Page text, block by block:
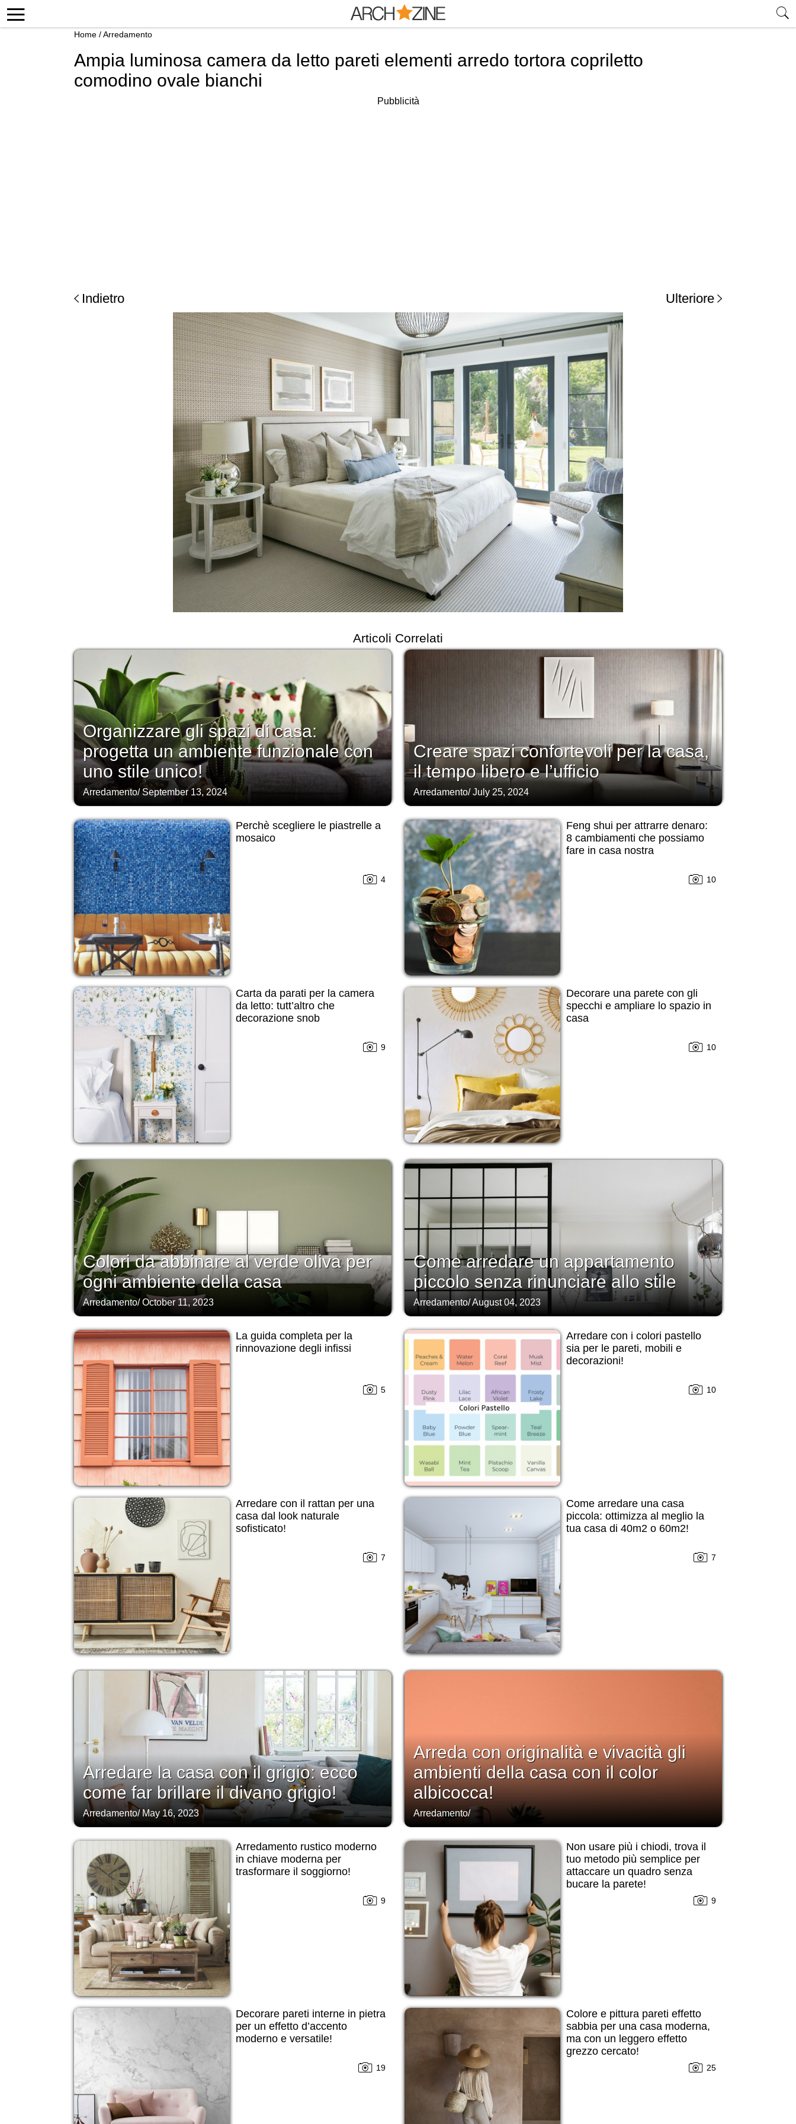
Home /Arredamento
Ampia luminosa camera da letto pareti elementi arredo tortora copriletto
comodino ovale bianchi
Pubblicità
Indietro Ulteriore
Articoli Correlati
Organizzare gli spazi di casa:
progetta un ambiente funzionale con
uno stile unico!
Arredamento/September 13, 2024
Creare spazi confortevoli per la casa,
il tempo libero e l’ufficio
Arredamento/July 25, 2024
Perchè scegliere le piastrelle a
mosaico
4
Feng shui per attrarre denaro:
8 cambiamenti che possiamo
fare in casa nostra
10
Carta da parati per la camera
da letto: tutt’altro che
decorazione snob
9
Decorare una parete con gli
specchi e ampliare lo spazio in
casa
10
Colori da abbinare al verde oliva per
ogni ambiente della casa
Arredamento/October 11, 2023
Come arredare un appartamento
piccolo senza rinunciare allo stile
Arredamento/August 04, 2023
La guida completa per la
rinnovazione degli infissi
5
Arredare con i colori pastello
sia per le pareti, mobili e
decorazioni!
10
Arredare con il rattan per una
casa dal look naturale
sofisticato!
7
Come arredare una casa
piccola: ottimizza al meglio la
tua casa di 40m2 o 60m2!
7
Arredare la casa con il grigio: ecco
come far brillare il divano grigio!
Arredamento/May 16, 2023
Arreda con originalità e vivacità gli
ambienti della casa con il color
albicocca!
Arredamento/
Arredamento rustico moderno
in chiave moderna per
trasformare il soggiorno!
9
Non usare più i chiodi, trova il
tuo metodo più semplice per
attaccare un quadro senza
bucare la parete!
9
Decorare pareti interne in pietra
per un effetto d’accento
moderno e versatile!
19
Colore e pittura pareti effetto
sabbia per una casa moderna,
ma con un leggero effetto
grezzo cercato!
25